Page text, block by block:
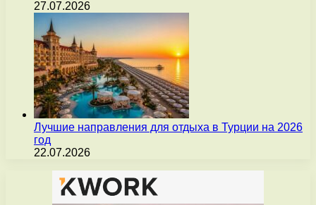
27.07.2026
Лучшие направления для отдыха в Турции на 2026
год
22.07.2026